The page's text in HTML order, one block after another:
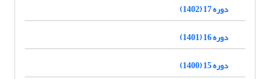
دوره 17 (1402)
دوره 16 (1401)
دوره 15 (1400)